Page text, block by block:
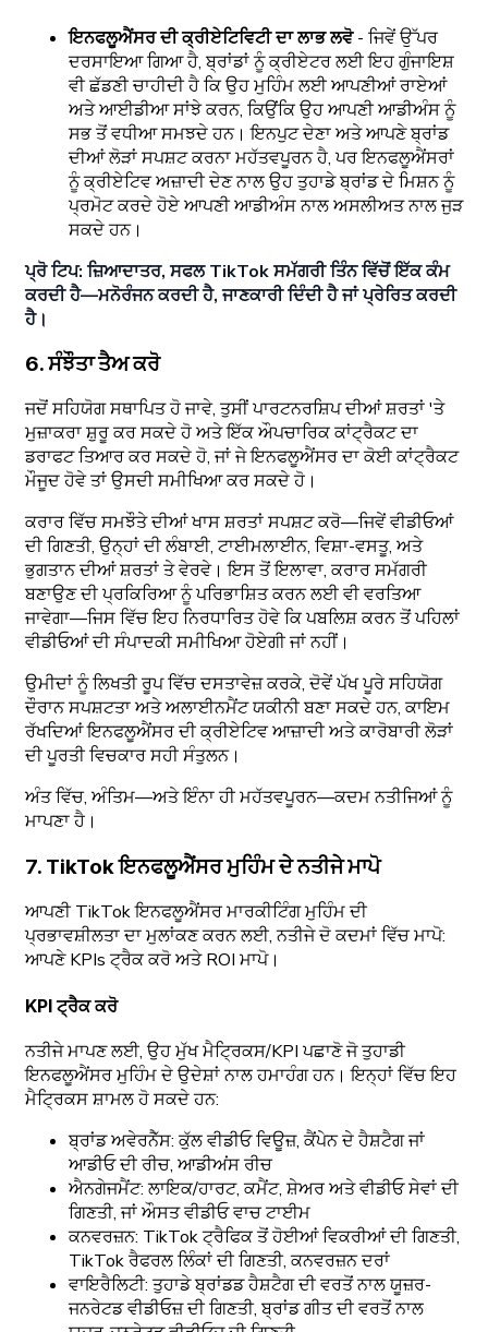
ਇਨਫਲੂਐਂਸਰ ਦੀ ਕ੍ਰੀਏਟਿਵਿਟੀ ਦਾ ਲਾਭ ਲਵੋ- ਜਿਵੇਂ ਉੱਪਰ
ਦਰਸਾਇਆ ਗਿਆ ਹੈ, ਬ੍ਰਾਂਡਾਂ ਨੂੰ ਕ੍ਰੀਏਟਰ ਲਈ ਇਹ ਗੁੰਜਾਇਸ਼
ਵੀ ਛੱਡਣੀ ਚਾਹੀਦੀ ਹੈ ਕਿ ਉਹ ਮੁਹਿੰਮ ਲਈ ਆਪਣੀਆਂ ਰਾਏਆਂ
ਅਤੇ ਆਈਡੀਆ ਸਾਂਝੇ ਕਰਨ, ਕਿਉਂਕਿ ਉਹ ਆਪਣੀ ਆਡੀਅੰਸ ਨੂੰ
ਸਭ ਤੋਂ ਵਧੀਆ ਸਮਝਦੇ ਹਨ। ਇਨਪੁਟ ਦੇਣਾ ਅਤੇ ਆਪਣੇ ਬ੍ਰਾਂਡ
ਦੀਆਂ ਲੋੜਾਂ ਸਪਸ਼ਟ ਕਰਨਾ ਮਹੱਤਵਪੂਰਨ ਹੈ, ਪਰ ਇਨਫਲੂਐਂਸਰਾਂ
ਨੂੰ ਕ੍ਰੀਏਟਿਵ ਅਜ਼ਾਦੀ ਦੇਣ ਨਾਲ ਉਹ ਤੁਹਾਡੇ ਬ੍ਰਾਂਡ ਦੇ ਮਿਸ਼ਨ ਨੂੰ
ਪ੍ਰਮੋਟ ਕਰਦੇ ਹੋਏ ਆਪਣੀ ਆਡੀਅੰਸ ਨਾਲ ਅਸਲੀਅਤ ਨਾਲ ਜੁੜ
ਸਕਦੇ ਹਨ।
ਪ੍ਰੋ ਟਿਪ: ਜ਼ਿਆਦਾਤਰ, ਸਫਲ TikTok ਸਮੱਗਰੀ ਤਿੰਨ ਵਿੱਚੋਂ ਇੱਕ ਕੰਮ
ਕਰਦੀ ਹੈ—ਮਨੋਰੰਜਨ ਕਰਦੀ ਹੈ, ਜਾਣਕਾਰੀ ਦਿੰਦੀ ਹੈ ਜਾਂ ਪ੍ਰੇਰਿਤ ਕਰਦੀ
ਹੈ।
6. ਸੰਝੌਤਾ ਤੈਅ ਕਰੋ
ਜਦੋਂ ਸਹਿਯੋਗ ਸਥਾਪਿਤ ਹੋ ਜਾਵੇ, ਤੁਸੀਂ ਪਾਰਟਨਰਸ਼ਿਪ ਦੀਆਂ ਸ਼ਰਤਾਂ 'ਤੇ
ਮੁਜ਼ਾਕਰਾ ਸ਼ੁਰੂ ਕਰ ਸਕਦੇ ਹੋ ਅਤੇ ਇੱਕ ਔਪਚਾਰਿਕ ਕਾਂਟ੍ਰੈਕਟ ਦਾ
ਡਰਾਫਟ ਤਿਆਰ ਕਰ ਸਕਦੇ ਹੋ, ਜਾਂ ਜੇ ਇਨਫਲੂਐਂਸਰ ਦਾ ਕੋਈ ਕਾਂਟ੍ਰੈਕਟ
ਮੌਜੂਦ ਹੋਵੇ ਤਾਂ ਉਸਦੀ ਸਮੀਖਿਆ ਕਰ ਸਕਦੇ ਹੋ।
ਕਰਾਰ ਵਿੱਚ ਸਮਝੌਤੇ ਦੀਆਂ ਖਾਸ ਸ਼ਰਤਾਂ ਸਪਸ਼ਟ ਕਰੋ—ਜਿਵੇਂ ਵੀਡੀਓਆਂ
ਦੀ ਗਿਣਤੀ, ਉਨ੍ਹਾਂ ਦੀ ਲੰਬਾਈ, ਟਾਈਮਲਾਈਨ, ਵਿਸ਼ਾ-ਵਸਤੂ, ਅਤੇ
ਭੁਗਤਾਨ ਦੀਆਂ ਸ਼ਰਤਾਂ ਤੇ ਵੇਰਵੇ। ਇਸ ਤੋਂ ਇਲਾਵਾ, ਕਰਾਰ ਸਮੱਗਰੀ
ਬਣਾਉਣ ਦੀ ਪ੍ਰਕਿਰਿਆ ਨੂੰ ਪਰਿਭਾਸ਼ਿਤ ਕਰਨ ਲਈ ਵੀ ਵਰਤਿਆ
ਜਾਵੇਗਾ—ਜਿਸ ਵਿੱਚ ਇਹ ਨਿਰਧਾਰਿਤ ਹੋਵੇ ਕਿ ਪਬਲਿਸ਼ ਕਰਨ ਤੋਂ ਪਹਿਲਾਂ
ਵੀਡੀਓਆਂ ਦੀ ਸੰਪਾਦਕੀ ਸਮੀਖਿਆ ਹੋਏਗੀ ਜਾਂ ਨਹੀਂ।
ਉਮੀਦਾਂ ਨੂੰ ਲਿਖਤੀ ਰੂਪ ਵਿੱਚ ਦਸਤਾਵੇਜ਼ ਕਰਕੇ, ਦੋਵੇਂ ਪੱਖ ਪੂਰੇ ਸਹਿਯੋਗ
ਦੌਰਾਨ ਸਪਸ਼ਟਤਾ ਅਤੇ ਅਲਾਈਨਮੈਂਟ ਯਕੀਨੀ ਬਣਾ ਸਕਦੇ ਹਨ, ਕਾਇਮ
ਰੱਖਦਿਆਂ ਇਨਫਲੂਐਂਸਰ ਦੀ ਕ੍ਰੀਏਟਿਵ ਆਜ਼ਾਦੀ ਅਤੇ ਕਾਰੋਬਾਰੀ ਲੋੜਾਂ
ਦੀ ਪੂਰਤੀ ਵਿਚਕਾਰ ਸਹੀ ਸੰਤੁਲਨ।
ਅੰਤ ਵਿੱਚ, ਅੰਤਿਮ—ਅਤੇ ਇੰਨਾ ਹੀ ਮਹੱਤਵਪੂਰਨ—ਕਦਮ ਨਤੀਜਿਆਂ ਨੂੰ
ਮਾਪਣਾ ਹੈ।
7. TikTok ਇਨਫਲੂਐਂਸਰ ਮੁਹਿੰਮ ਦੇ ਨਤੀਜੇ ਮਾਪੋ
ਆਪਣੀ TikTok ਇਨਫਲੂਐਂਸਰ ਮਾਰਕੀਟਿੰਗ ਮੁਹਿੰਮ ਦੀ
ਪ੍ਰਭਾਵਸ਼ੀਲਤਾ ਦਾ ਮੁਲਾਂਕਣ ਕਰਨ ਲਈ, ਨਤੀਜੇ ਦੋ ਕਦਮਾਂ ਵਿੱਚ ਮਾਪੋ:
ਆਪਣੇ KPIs ਟ੍ਰੈਕ ਕਰੋ ਅਤੇ ROI ਮਾਪੋ।
KPI ਟ੍ਰੈਕ ਕਰੋ
ਨਤੀਜੇ ਮਾਪਣ ਲਈ, ਉਹ ਮੁੱਖ ਮੈਟ੍ਰਿਕਸ/KPI ਪਛਾਣੋ ਜੋ ਤੁਹਾਡੀ
ਇਨਫਲੂਐਂਸਰ ਮੁਹਿੰਮ ਦੇ ਉਦੇਸ਼ਾਂ ਨਾਲ ਹਮਾਹੰਗ ਹਨ। ਇਨ੍ਹਾਂ ਵਿੱਚ ਇਹ
ਮੈਟ੍ਰਿਕਸ ਸ਼ਾਮਲ ਹੋ ਸਕਦੇ ਹਨ:
ਬ੍ਰਾਂਡ ਅਵੇਰਨੈੱਸ: ਕੁੱਲ ਵੀਡੀਓ ਵਿਊਜ਼, ਕੈਂਪੇਨ ਦੇ ਹੈਸ਼ਟੈਗ ਜਾਂ
ਆਡੀਓ ਦੀ ਰੀਚ, ਆਡੀਅਂਸ ਰੀਚ
ਐਨਗੇਜਮੈਂਟ: ਲਾਇਕ/ਹਾਰਟ, ਕਮੈਂਟ, ਸ਼ੇਅਰ ਅਤੇ ਵੀਡੀਓ ਸੇਵਾਂ ਦੀ
ਗਿਣਤੀ, ਜਾਂ ਔਸਤ ਵੀਡੀਓ ਵਾਚ ਟਾਈਮ
ਕਨਵਰਜ਼ਨ: TikTok ਟ੍ਰੈਫਿਕ ਤੋਂ ਹੋਈਆਂ ਵਿਕਰੀਆਂ ਦੀ ਗਿਣਤੀ,
TikTok ਰੈਫਰਲ ਲਿੰਕਾਂ ਦੀ ਗਿਣਤੀ, ਕਨਵਰਜ਼ਨ ਦਰਾਂ
ਵਾਇਰੈਲਿਟੀ: ਤੁਹਾਡੇ ਬ੍ਰਾਂਡਡ ਹੈਸ਼ਟੈਗ ਦੀ ਵਰਤੋਂ ਨਾਲ ਯੂਜ਼ਰ-
ਜਨਰੇਟਡ ਵੀਡੀਓਜ਼ ਦੀ ਗਿਣਤੀ, ਬ੍ਰਾਂਡ ਗੀਤ ਦੀ ਵਰਤੋਂ ਨਾਲ